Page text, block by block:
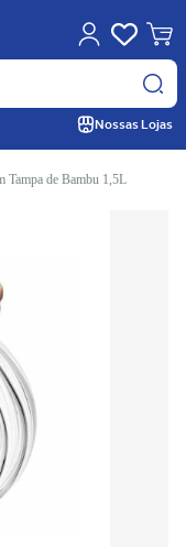
Nossas Lojas
Tampa de Bambu 1,5L